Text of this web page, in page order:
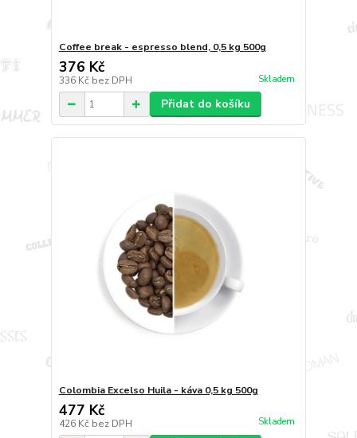
Coffee break - espresso blend, 0,5 kg 500g
376 Kč
336 Kč bez DPH Skladem
Přidat do košíku
Colombia Excelso Huila - káva 0,5 kg 500g
477 Kč
426 Kč bez DPH Skladem